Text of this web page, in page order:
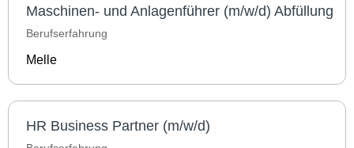
Maschinen- und Anlagenführer (m/w/d) Abfüllung
Berufserfahrung
Melle
HR Business Partner (m/w/d)